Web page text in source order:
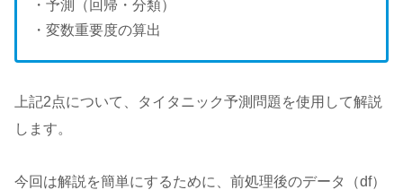
・予測（回帰・分類）
・変数重要度の算出
上記2点について、タイタニック予測問題を使用して解説
します。
今回は解説を簡単にするために、前処理後のデータ（df）